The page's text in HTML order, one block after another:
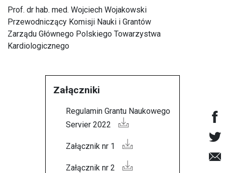
Prof. dr hab. med. Wojciech Wojakowski
Przewodniczący Komisji Nauki i Grantów
Zarządu Głównego Polskiego Towarzystwa
Kardiologicznego
Załączniki
Regulamin Grantu Naukowego
Servier 2022
Załącznik nr 1
Załącznik nr 2